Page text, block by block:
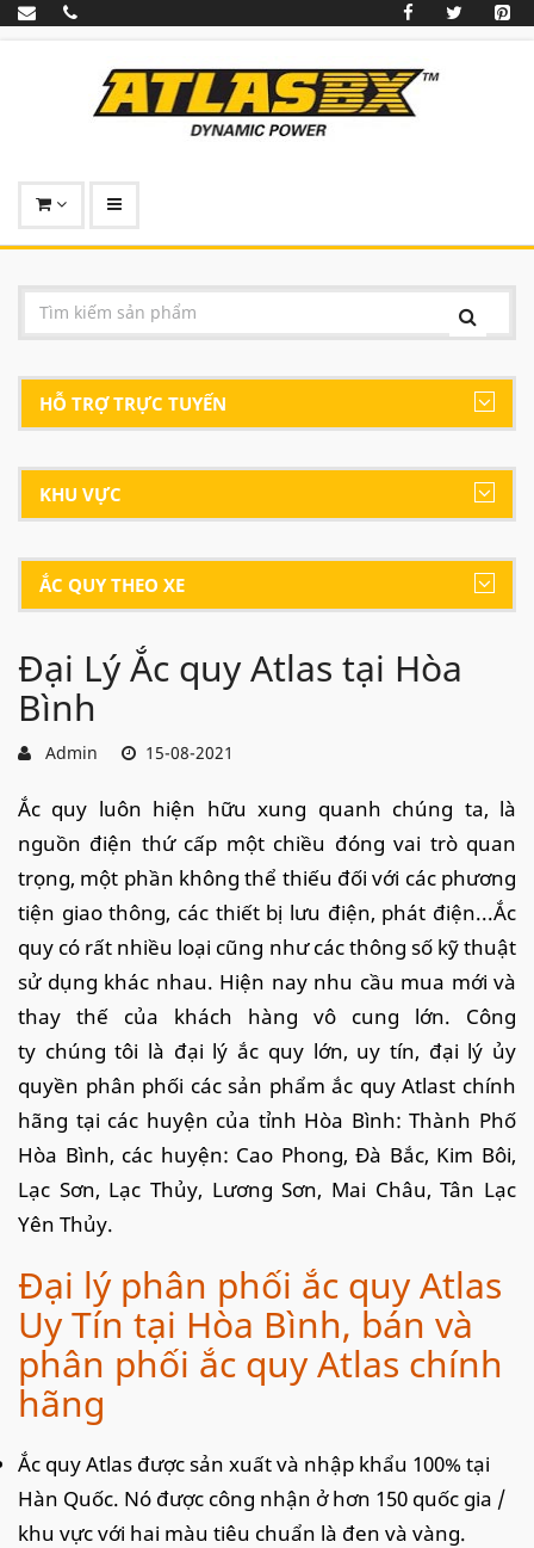
HỖ TRỢ TRỰC TUYẾN
KHU VỰC
ẮC QUY THEO XE
Đại Lý Ắc quy Atlas tại Hòa
Bình
Admin 15-08-2021
Ắc quy luôn hiện hữu xung quanh chúng ta, là
nguồn điện thứ cấp một chiều đóng vai trò quan
trọng, một phần không thể thiếu đối với các phương
tiện giao thông, các thiết bị lưu điện, phát điện...Ắc
quy có rất nhiều loại cũng như các thông số kỹ thuật
sử dụng khác nhau. Hiện nay nhu cầu mua mới và
thay thế của khách hàng vô cung lớn. Công
ty chúng tôi là đại lý ắc quy lớn, uy tín, đại lý ủy
quyền phân phối các sản phẩm ắc quy Atlast chính
hãng tại các huyện của tỉnh Hòa Bình: Thành Phố
Hòa Bình, các huyện: Cao Phong, Đà Bắc, Kim Bôi,
Lạc Sơn, Lạc Thủy, Lương Sơn, Mai Châu, Tân Lạc
Yên Thủy.
Đại lý phân phối ắc quy Atlas
Uy Tín tại Hòa Bình, bán và
phân phối ắc quy Atlas chính
hãng
Ắc quy Atlas được sản xuất và nhập khẩu 100% tại
Hàn Quốc. Nó được công nhận ở hơn 150 quốc gia /
khu vực với hai màu tiêu chuẩn là đen và vàng.